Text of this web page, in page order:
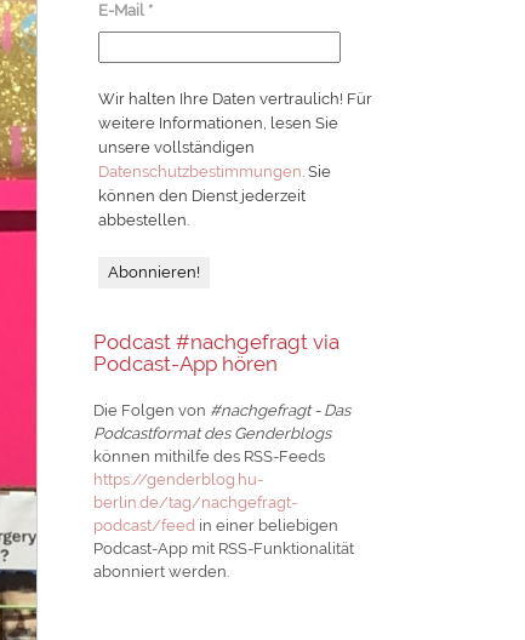
E-Mail *
Wir halten Ihre Daten vertraulich! Für
weitere Informationen, lesen Sie
unsere vollständigen
Datenschutzbestimmungen . Sie
können den Dienst jederzeit
abbestellen.
Podcast #nachgefragt via
Podcast-App hören
Die Folgen von #nachgefragt - Das
Podcastformat des Genderblogs
können mithilfe des RSS-Feeds
https://genderblog.hu-
berlin.de/tag/nachgefragt-
podcast/feed in einer beliebigen
Podcast-App mit RSS-Funktionalität
abonniert werden.